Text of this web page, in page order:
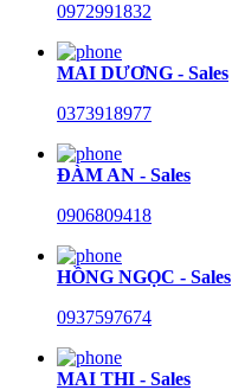
0972991832
MAI DƯƠNG - Sales
0373918977
ĐÀM AN - Sales
0906809418
HỒNG NGỌC - Sales
0937597674
MAI THI - Sales